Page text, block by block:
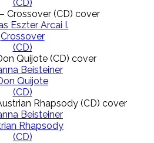
(CD)
Eszter Arcai I.
Crossover
(CD)
Beisteiner
Quijote
(CD)
Beisteiner
Rhapsody
(CD)